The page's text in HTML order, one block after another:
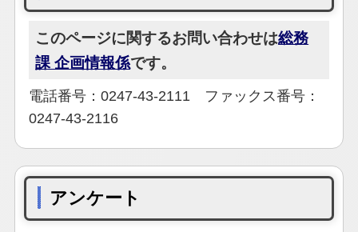
このページに関するお問い合わせは総務
課 企画情報係です。
電話番号：0247-43-2111 ファックス番号：
0247-43-2116
アンケート